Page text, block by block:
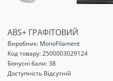
ABS+ ГРАФІТОВИЙ
Виробник: MonoFilament
Код товару:2500003029124
Бонусні бали: 38
Доступність Відсутній